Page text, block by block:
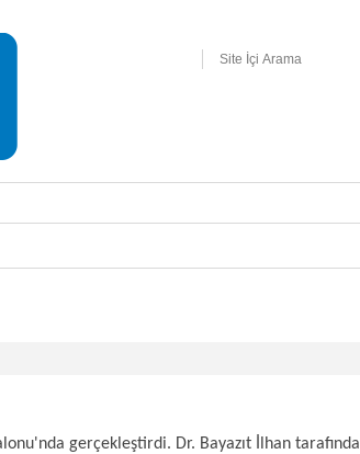
gerçekleştirdi. Dr. Bayazıt İlhan